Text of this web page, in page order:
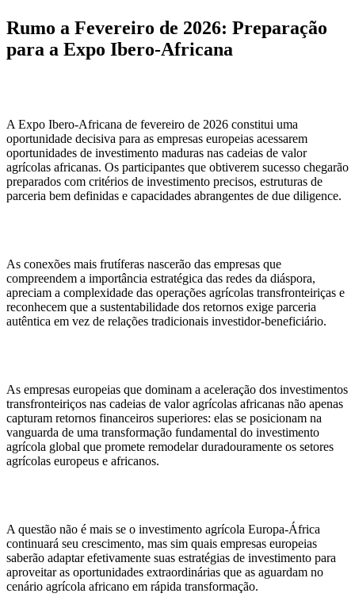
Rumo a Fevereiro de 2026: Preparação
para a Expo Ibero-Africana
A Expo Ibero-Africana de fevereiro de 2026 constitui uma
oportunidade decisiva para as empresas europeias acessarem
oportunidades de investimento maduras nas cadeias de valor
agrícolas africanas. Os participantes que obtiverem sucesso chegarão
preparados com critérios de investimento precisos, estruturas de
parceria bem definidas e capacidades abrangentes de due diligence.
As conexões mais frutíferas nascerão das empresas que
compreendem a importância estratégica das redes da diáspora,
apreciam a complexidade das operações agrícolas transfronteiriças e
reconhecem que a sustentabilidade dos retornos exige parceria
autêntica em vez de relações tradicionais investidor-beneficiário.
As empresas europeias que dominam a aceleração dos investimentos
transfronteiriços nas cadeias de valor agrícolas africanas não apenas
capturam retornos financeiros superiores: elas se posicionam na
vanguarda de uma transformação fundamental do investimento
agrícola global que promete remodelar duradouramente os setores
agrícolas europeus e africanos.
A questão não é mais se o investimento agrícola Europa-África
continuará seu crescimento, mas sim quais empresas europeias
saberão adaptar efetivamente suas estratégias de investimento para
aproveitar as oportunidades extraordinárias que as aguardam no
cenário agrícola africano em rápida transformação.